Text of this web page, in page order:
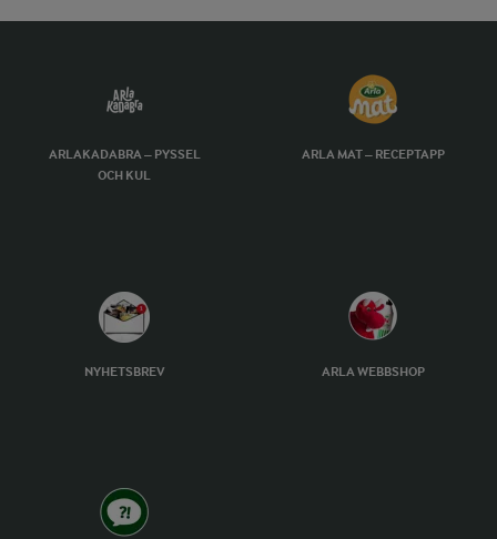
ARLAKADABRA – PYSSEL
OCH KUL
ARLA MAT – RECEPTAPP
NYHETSBREV ARLA WEBBSHOP